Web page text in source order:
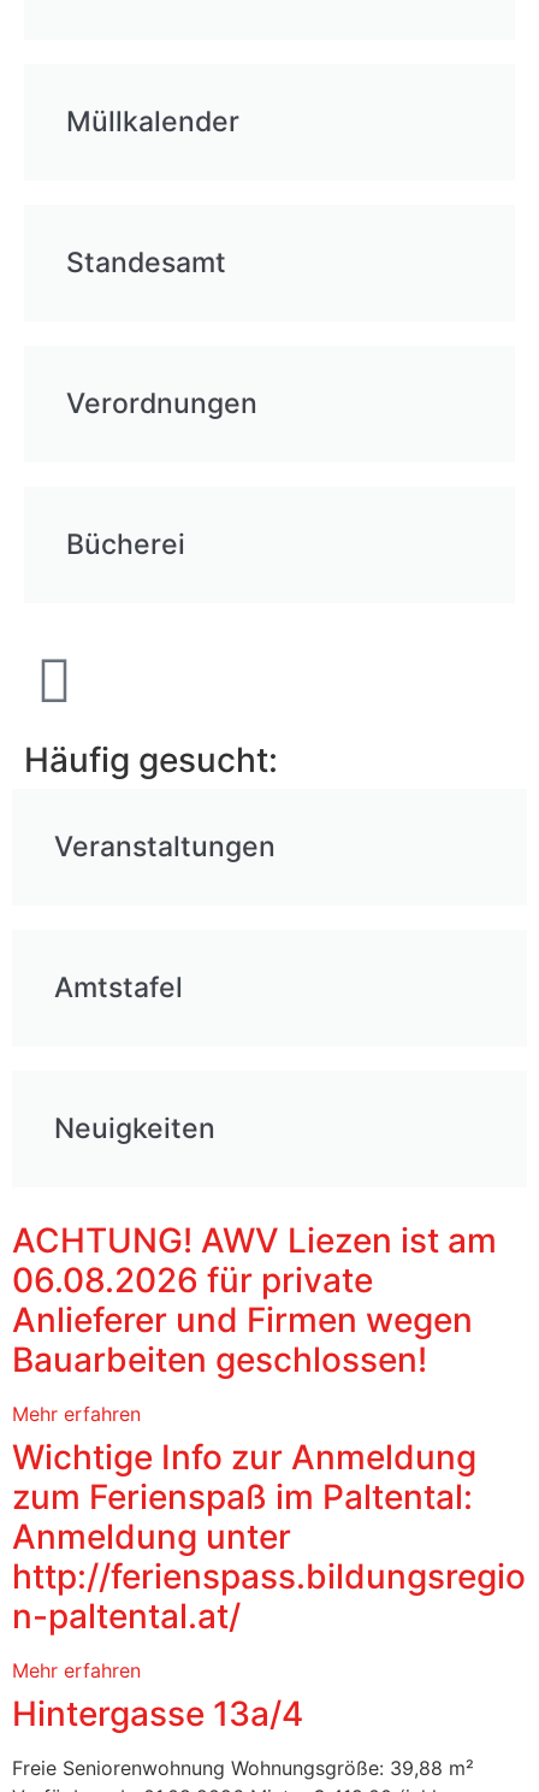
Müllkalender
Standesamt
Verordnungen
Bücherei
Häufig gesucht:
Veranstaltungen
Amtstafel
Neuigkeiten
ACHTUNG! AWV Liezen ist am
06.08.2026 für private
Anlieferer und Firmen wegen
Bauarbeiten geschlossen!
Mehr erfahren
Wichtige Info zur Anmeldung
zum Ferienspaß im Paltental:
Anmeldung unter
http://ferienspass.bildungsregio
n-paltental.at/
Mehr erfahren
Hintergasse 13a/4
Freie Seniorenwohnung Wohnungsgröße: 39,88 m²